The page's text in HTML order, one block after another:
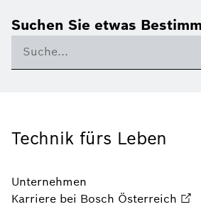
Suchen Sie etwas
Technik fürs Leben
Unternehmen
Karriere bei Bosch Österreich